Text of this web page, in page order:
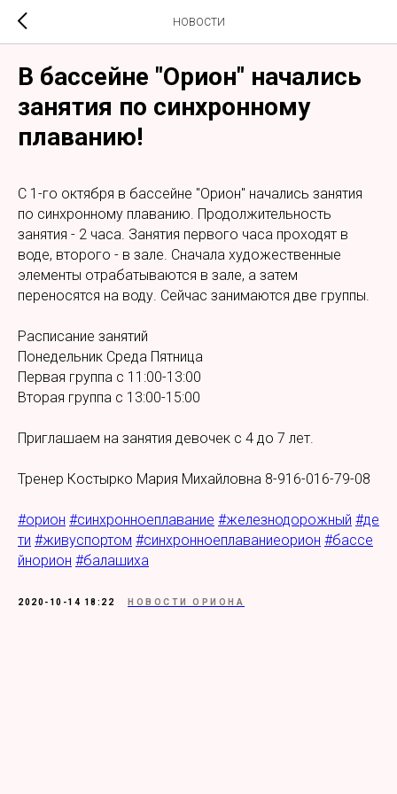
НОВОСТИ
В бассейне "Орион" начались
занятия по синхронному
плаванию!
С 1-го октября в бассейне "Орион" начались занятия
по синхронному плаванию. Продолжительность
занятия - 2 часа. Занятия первого часа проходят в
воде, второго - в зале. Сначала художественные
элементы отрабатываются в зале, а затем
переносятся на воду. Сейчас занимаются две группы.
Расписание занятий
Понедельник Среда Пятница
Первая группа с 11:00-13:00
Вторая группа с 13:00-15:00
Приглашаем на занятия девочек с 4 до 7 лет.
Тренер Костырко Мария Михайловна 8-916-016-79-08
#орион #синхронноеплавание #железнодорожный #де
ти #живуспортом #синхронноеплаваниеорион #бассе
йнорион #балашиха
2020-10-14 18:22 НОВОСТИ ОРИОНА